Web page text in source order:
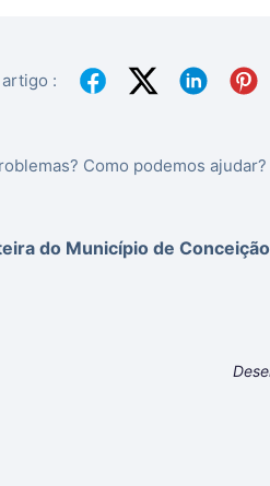
:
Como podemos ajudar?
do Município de